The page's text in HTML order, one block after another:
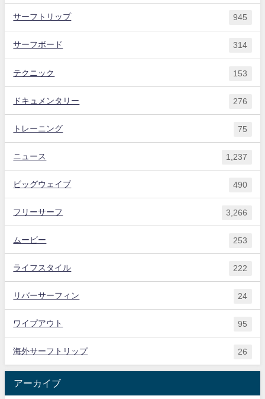
サーフトリップ 945
サーフボード 314
テクニック 153
ドキュメンタリー 276
トレーニング 75
ニュース 1,237
ビッグウェイブ 490
フリーサーフ 3,266
ムービー 253
ライフスタイル 222
リバーサーフィン 24
ワイプアウト 95
海外サーフトリップ 26
アーカイブ